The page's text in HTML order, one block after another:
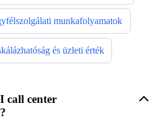
munkafolyamatok
és üzleti érték
call center